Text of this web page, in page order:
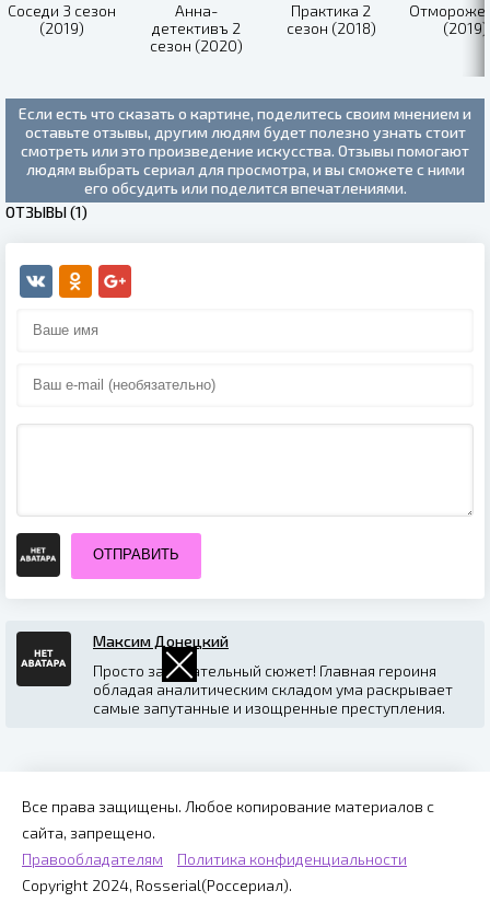
Соседи 3 сезон
(2019)
Анна-
детективъ 2
сезон (2020)
Практика 2
сезон (2018)
(2019)
Если есть что сказать о картине, поделитесь своим мнением и
оставьте отзывы, другим людям будет полезно узнать стоит
смотреть или это произведение искусства. Отзывы помогают
людям выбрать сериал для просмотра, и вы сможете с ними
его обсудить или поделится впечатлениями.
ОТЗЫВЫ (1)
ОТПРАВИТЬ
Максим Донецкий
Просто замечательный сюжет! Главная героиня
обладая аналитическим складом ума раскрывает
самые запутанные и изощренные преступления.
Все права защищены. Любое копирование материалов с
сайта, запрещено.
Правообладателям
Политика конфиденциальности
Copyright 2024, Rosserial(Россериал).